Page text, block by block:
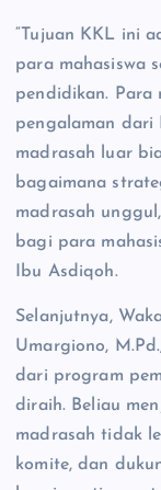
“Tujuan KKL ini
para mahasiswa
pendidikan. Para
pengalaman dari
madrasah luar
bagaimana
madrasah
bagi para
Ibu Asdiqoh.
Selanjutnya,
Umargiono,
dari program
diraih. Beliau
madrasah tidak
komite, dan